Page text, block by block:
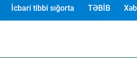
İcbari tibbi sığorta TƏBİB